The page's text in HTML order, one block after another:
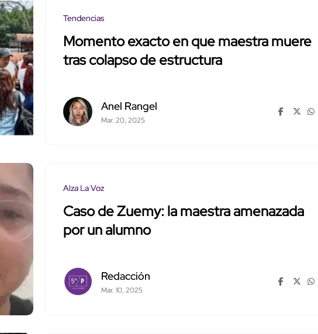
Tendencias
Momento exacto en que maestra muere
tras colapso de estructura
Anel Rangel
Mar. 20, 2025
Alza La Voz
Caso de Zuemy: la maestra amenazada
por un alumno
Redacción
Mar. 10, 2025